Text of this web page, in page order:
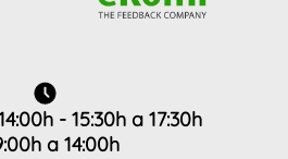
- 15:30h a 17:30h
a 14:00h